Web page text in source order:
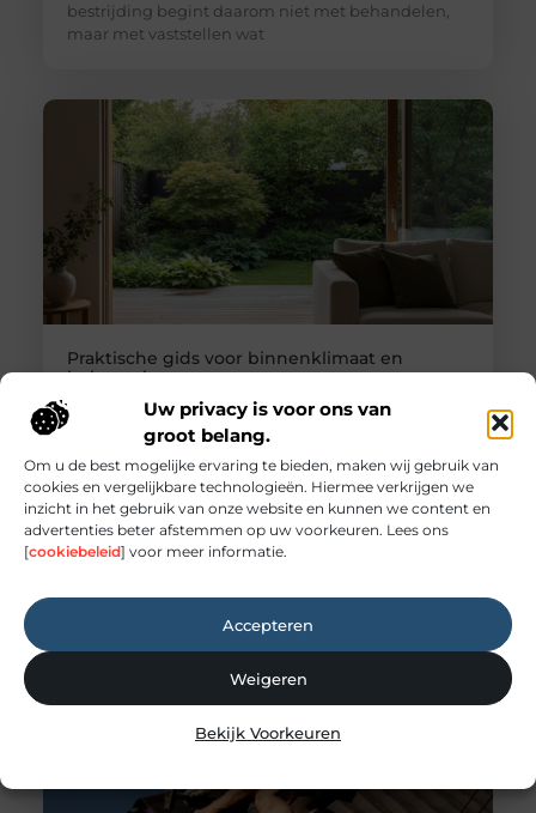
Uw privacy is voor ons van
groot belang.
Om u de best mogelijke ervaring te bieden, maken wij gebruik van
cookies en vergelijkbare technologieën. Hiermee verkrijgen we
inzicht in het gebruik van onze website en kunnen we content en
advertenties beter afstemmen op uw voorkeuren. Lees ons
[cookiebeleid] voor meer informatie.
Accepteren
Weigeren
Bekijk Voorkeuren
bestrijding begint daarom niet met behandelen,
maar met vaststellen wat
Praktische gids voor binnenklimaat en
buitenruimte
Creëer de perfecte harmonie tussen binnen en
buiten Een comfortabel huis is meer dan alleen
een dak boven ons hoofd; het is een toevluchtsoord
waar we tot rust komen. De kwaliteit van ons leven
wordt sterk beïnvloed door onze directe omgeving.
Dit geldt niet alleen voor de sfeer binnenshuis,
maar ook voor de buitenruimte die we tot onze
beschikking hebben,